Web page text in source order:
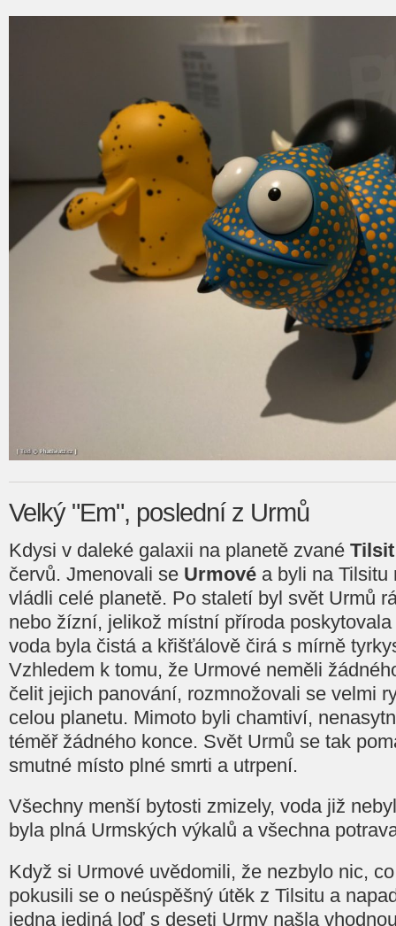
Velký "Em", poslední z Urmů
Kdysi v daleké galaxii na planetě zvané Tilsit
červů. Jmenovali se Urmové a byli na Tilsitu
vládli celé planetě. Po staletí byl svět Urmů
nebo žízní, jelikož místní příroda
voda byla čistá a křišťálově čirá s mírně
Vzhledem k tomu, že Urmové neměli
čelit jejich panování, rozmnožovali se velmi
celou planetu. Mimoto byli chamtiví,
téměř žádného konce. Svět Urmů se tak
smutné místo plné smrti a utrpení.
Všechny menší bytosti zmizely, voda již
byla plná Urmských výkalů a všechna
Když si Urmové uvědomili, že nezbylo nic,
pokusili se o neúspěšný útěk z Tilsitu a
jedna jediná loď s deseti Urmy našla